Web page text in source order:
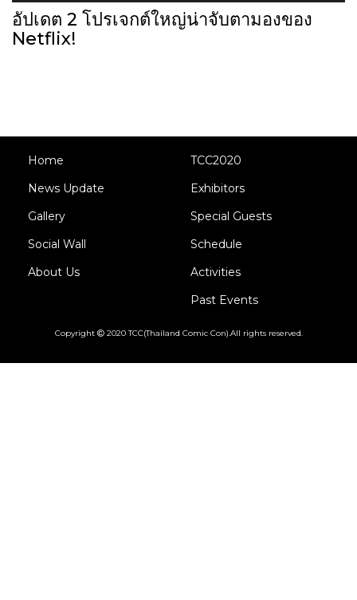
อัปเดต 2 โปรเจกต์ใหญ่น่าจับตามองของ
Netflix!
Home
News Update
Gallery
Social Wall
About Us
TCC2020
Exhibitors
Special Guests
Schedule
Activities
Past Events
Copyright 2020 TCC(Thailand Comic Con).All rights reserved.